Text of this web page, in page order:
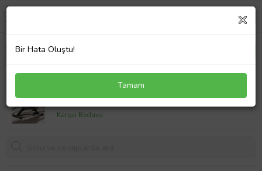
VOIT Garantili Maxfit S1 Spinbike Direnç Ayarlı
Ayarlanabilir Sele Ve Gidon (Siyah)
6100,00 TL
Kargo Bedava
Bir Hata Oluştu!
Tamam